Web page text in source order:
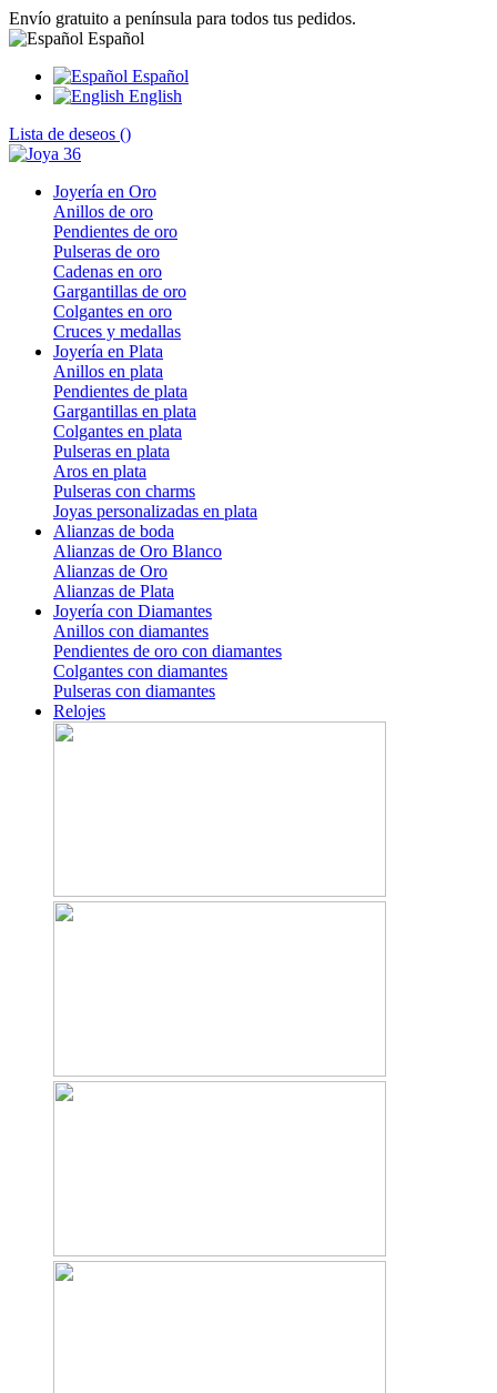
Envío gratuito a península para todos tus pedidos.
Español
Español
English
Lista de deseos ()
Joyería en Oro
Anillos de oro
Pendientes de oro
Pulseras de oro
Cadenas en oro
Gargantillas de oro
Colgantes en oro
Cruces y medallas
Joyería en Plata
Anillos en plata
Pendientes de plata
Gargantillas en plata
Colgantes en plata
Pulseras en plata
Aros en plata
Pulseras con charms
Joyas personalizadas en plata
Alianzas de boda
Alianzas de Oro Blanco
Alianzas de Oro
Alianzas de Plata
Joyería con Diamantes
Anillos con diamantes
Pendientes de oro con diamantes
Colgantes con diamantes
Pulseras con diamantes
Relojes